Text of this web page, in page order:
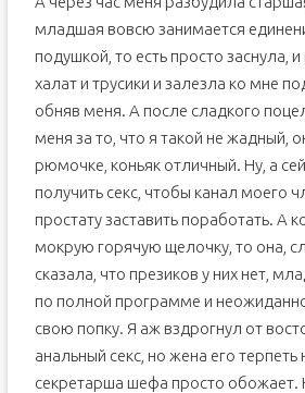
младшая вовсю занимается
подушкой, то есть просто заснула,
халат и трусики и залезла ко мне
обняв меня. А после сладкого
меня за то, что я такой не жадный,
рюмочке, коньяк отличный. Ну, а
получить секс, чтобы канал моего
простату заставить поработать. А
мокрую горячую щелочку, то она,
сказала, что презиков у них нет,
по полной программе и
свою попку. Я аж вздрогнул от
анальный секс, но жена его
секретарша шефа просто обожает.